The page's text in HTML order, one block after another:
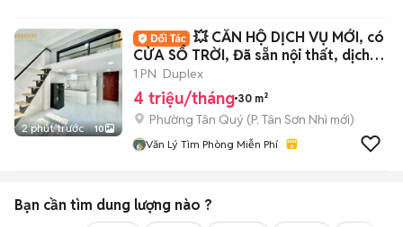
2 phút trước 10
💥 CĂN HỘ DỊCH VỤ MỚI, có
CỬA SỔ TRỜI, Đã sẵn nội thất, dịch
vụ tốt
1 PN Duplex
4 triệu/tháng 30 m²
Phường Tân Quý (P. Tân Sơn Nhì mới)
Văn Lý Tìm Phòng Miễn Phí
Bạn cần tìm dung lượng nào ?